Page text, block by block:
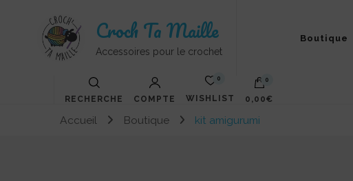
Croch Ta Maille
Accessoires pour le crochet
Boutique
RECHERCHE COMPTE
0
WISHLIST
0
0,00€
Accueil Boutique kit amigurumi